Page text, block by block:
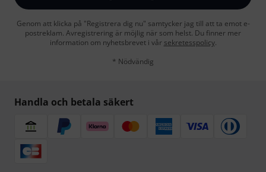
Genom att klicka på "Registrera dig nu" samtycker jag till att ta emot e-
postreklam. Avregistrering är möjlig när som helst. Du finner mer
information om nyhetsbrevet i vår sekretesspolicy.
* Nödvändig
Handla och betala säkert